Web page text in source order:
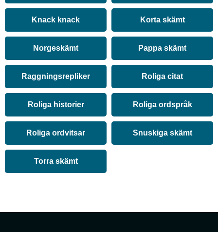
Knack knack Korta skämt
Norgeskämt Pappa skämt
Raggningsrepliker Roliga citat
Roliga historier Roliga ordspråk
Roliga ordvitsar Snuskiga skämt
Torra skämt